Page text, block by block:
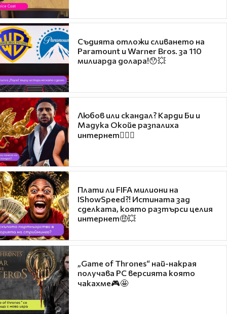
Съдията отложи сливането на
Paramount и Warner Bros. за 110
милиарда долара!😯💥
Любов или скандал? Карди Би и
Мадука Окойе разпалиха
интернет❤️‍🔥🔥
Плати ли FIFA милиони на
IShowSpeed?! Истината зад
сделката, която разтърси целия
интернет🤑💥
„Game of Thrones“ най-накрая
получава PC версията която
чакахме🎮🤩